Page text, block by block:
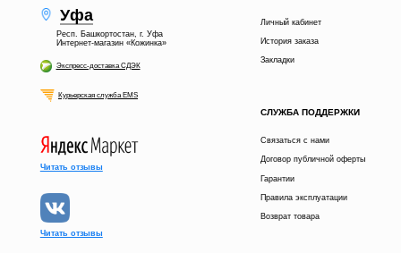
Уфа
Респ. Башкортостан, г. Уфа
Интернет-магазин «Кожинка»
Экспресс-доставка СДЭК
Курьерская служба EMS
Личный кабинет
История заказа
Закладки
СЛУЖБА ПОДДЕРЖКИ
Связаться с нами
Договор публичной оферты
Гарантии
Правила эксплуатации
Возврат товара
Читать отзывы
Читать отзывы